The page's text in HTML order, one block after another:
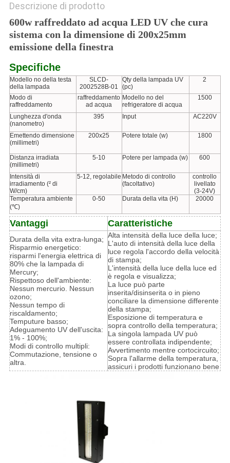
Descrizione di prodotto
600w raffreddato ad acqua LED UV che cura
sistema con la dimensione di 200x25mm
emissione della finestra
Specifiche
Modello no della testa
della lampada
SLCD-
2002528B-01
Qty della lampada UV
(pc)
2
Modo di
raffreddamento
raffreddamento
ad acqua
Modello no del
refrigeratore di acqua
1500
Lunghezza d'onda
(nanometro)
395 Input AC220V
Emettendo dimensione
(millimetri)
200x25 Potere totale (w) 1800
Distanza irradiata
(millimetri)
5-10 Potere per lampada (w) 600
Intensità di
irradiamento (² di
W/cm)
5-12, regolabile Metodo di controllo
(facoltativo)
controllo
livellato
(3-24V)
Temperatura ambiente
(℃)
0-50 Durata della vita (H) 20000
Vantaggi Caratteristiche
Durata della vita extra-lunga;
Risparmio energetico:
risparmi l'energia elettrica di
80% che la lampada di
Mercury;
Rispettoso dell'ambiente:
Nessun mercurio. Nessun
ozono;
Nessun tempo di
riscaldamento;
Temputure basso;
Adeguamento UV dell'uscita:
1% - 100%;
Modi di controllo multipli:
Commutazione, tensione o
altra.
Alta intensità della luce della luce;
L'auto di intensità della luce della
luce regola l'accordo della velocità
di stampa;
L'intensità della luce della luce ed
è regola e visualizza;
La luce può parte
inserita/disinserita o in pieno
conciliare la dimensione differente
della stampa;
Esposizione di temperatura e
sopra controllo della temperatura;
La singola lampada UV può
essere controllata indipendente;
Avvertimento mentre cortocircuito;
Sopra l'allarme della temperatura,
assicuri i prodotti funzionano bene